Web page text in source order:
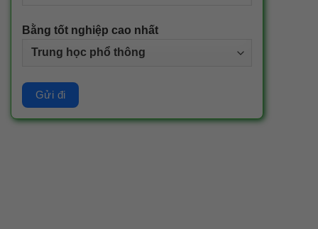
Bằng tốt nghiệp cao nhất